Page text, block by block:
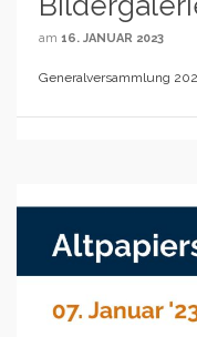
am 16. JANUAR 2023
Generalversammlung